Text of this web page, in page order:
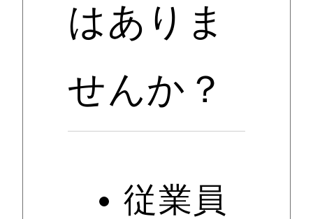
はありま
せんか？
従業員